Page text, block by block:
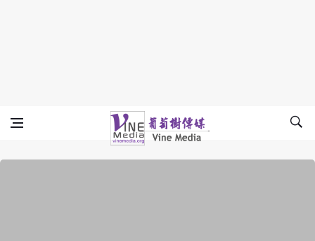
Vine Media
葡萄樹傳媒